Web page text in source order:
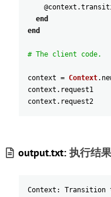
@context .
end
end
# The client code.
context = Context.
context . request1
context . request2
output.txt:执行结果
Context: Transition